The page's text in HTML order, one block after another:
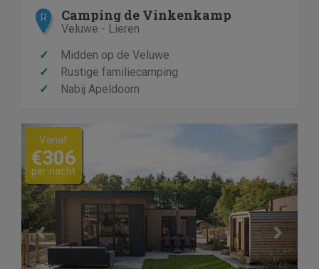
R Camping de Vinkenkamp
Veluwe - Lieren
✓
Midden op de Veluwe
✓
Rustige familiecamping
✓
Nabij Apeldoorn
Previous
Vanaf
€306
per nacht